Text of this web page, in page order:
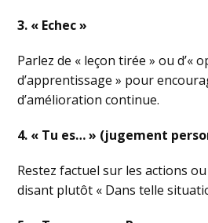
3. « Echec »
Parlez de « leçon tirée » ou d’«
d’apprentissage » pour
d’amélioration continue.
4. « Tu es… » (jugement
Restez factuel sur les actions
disant plutôt « Dans telle